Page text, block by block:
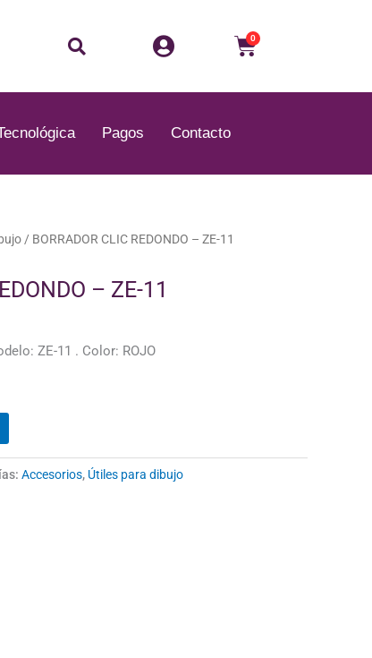
Buscar 0
Carrito
Pagos Contacto
/ BORRADOR CLIC REDONDO – ZE-11
– ZE-11
ZE-11 . Color: ROJO
Accesorios, Útiles para dibujo